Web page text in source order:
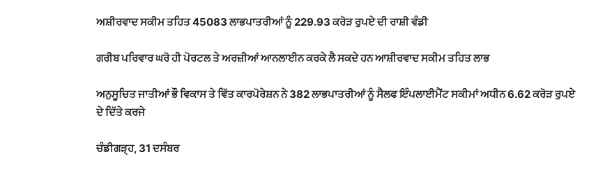
ਅਸ਼ੀਰਵਾਦ ਸਕੀਮ ਤਹਿਤ 45083 ਲਾਭਪਾਤਰੀਆਂ ਨੂੰ 229.93 ਕਰੋੜ ਰੁਪਏ ਦੀ ਰਾਸ਼ੀ ਵੰਡੀ
ਗਰੀਬ ਪਰਿਵਾਰ ਘਰੋ ਹੀ ਪੋਰਟਲ ਤੇ ਅਰਜ਼ੀਆਂ ਆਨਲਾਈਨ ਕਰਕੇ ਲੈ ਸਕਦੇ ਹਨ ਆਸ਼ੀਰਵਾਦ ਸਕੀਮ ਤਹਿਤ ਲਾਭ
ਅਨੁਸੂਚਿਤ ਜਾਤੀਆਂ ਭੌ ਵਿਕਾਸ ਤੇ ਵਿੱਤ ਕਾਰਪੋਰੇਸ਼ਨ ਨੇ 382 ਲਾਭਪਾਤਰੀਆਂ ਨੂੰ ਸੈਲਫ ਇੰਪਲਾਈਮੈਂਟ ਸਕੀਮਾਂ ਅਧੀਨ 6.62 ਕਰੋੜ ਰੁਪਏ
ਦੇ ਦਿੱਤੇ ਕਰਜੇ
ਚੰਡੀਗੜ੍ਹ, 31 ਦਸੰਬਰ